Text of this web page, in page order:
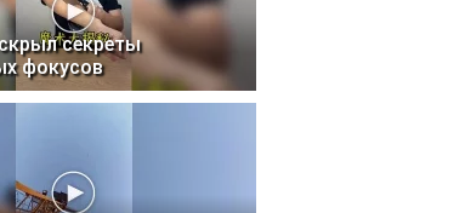
секреты
фокусов